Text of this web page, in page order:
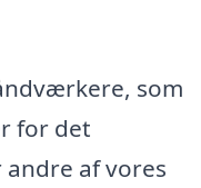
som
for det
af vores